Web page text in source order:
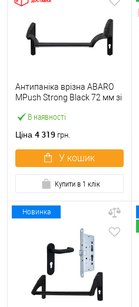
В наявності
Антипаніка врізна ABARO
МPush Strong Black 72 мм зі
Ціна 4 319 грн.
У кошик
Купити в 1 клік
Новинка